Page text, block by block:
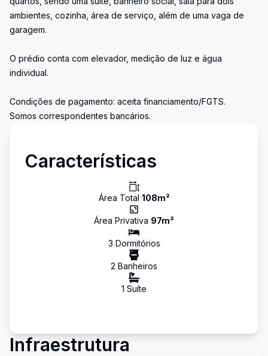
ambientes, cozinha, área de serviço, além de uma vaga de
garagem.
O prédio conta com elevador, medição de luz e água
individual.
Condições de pagamento: aceita financiamento/FGTS.
Somos correspondentes bancários.
Características
Área Total 108m²
Área Privativa 97m²
3 Dormitórios
2 Banheiros
1 Suíte
Infraestrutura